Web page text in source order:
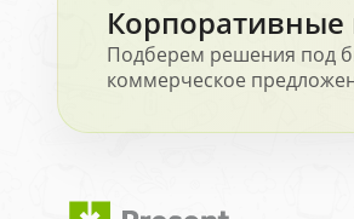
Подберем решения под
коммерческое